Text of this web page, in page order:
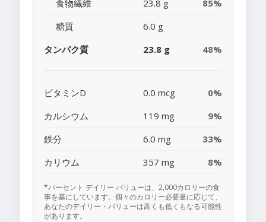
食物繊維 23.8 g
85%
糖質
6.0 g
タンパク質
23.8 g 48%
ビタミンD 0.0 mcg
0%
カルシウム
119 mg
9%
鉄分
6.0 mg
33%
カリウム
357 mg 8%
*パーセント デイリー バリューは、2,000カロリーの食
事を基にしています。個々のカロリー必要量に応じて、
あなたのデイリー・バリューは高くも低くもなる可能性
があります。